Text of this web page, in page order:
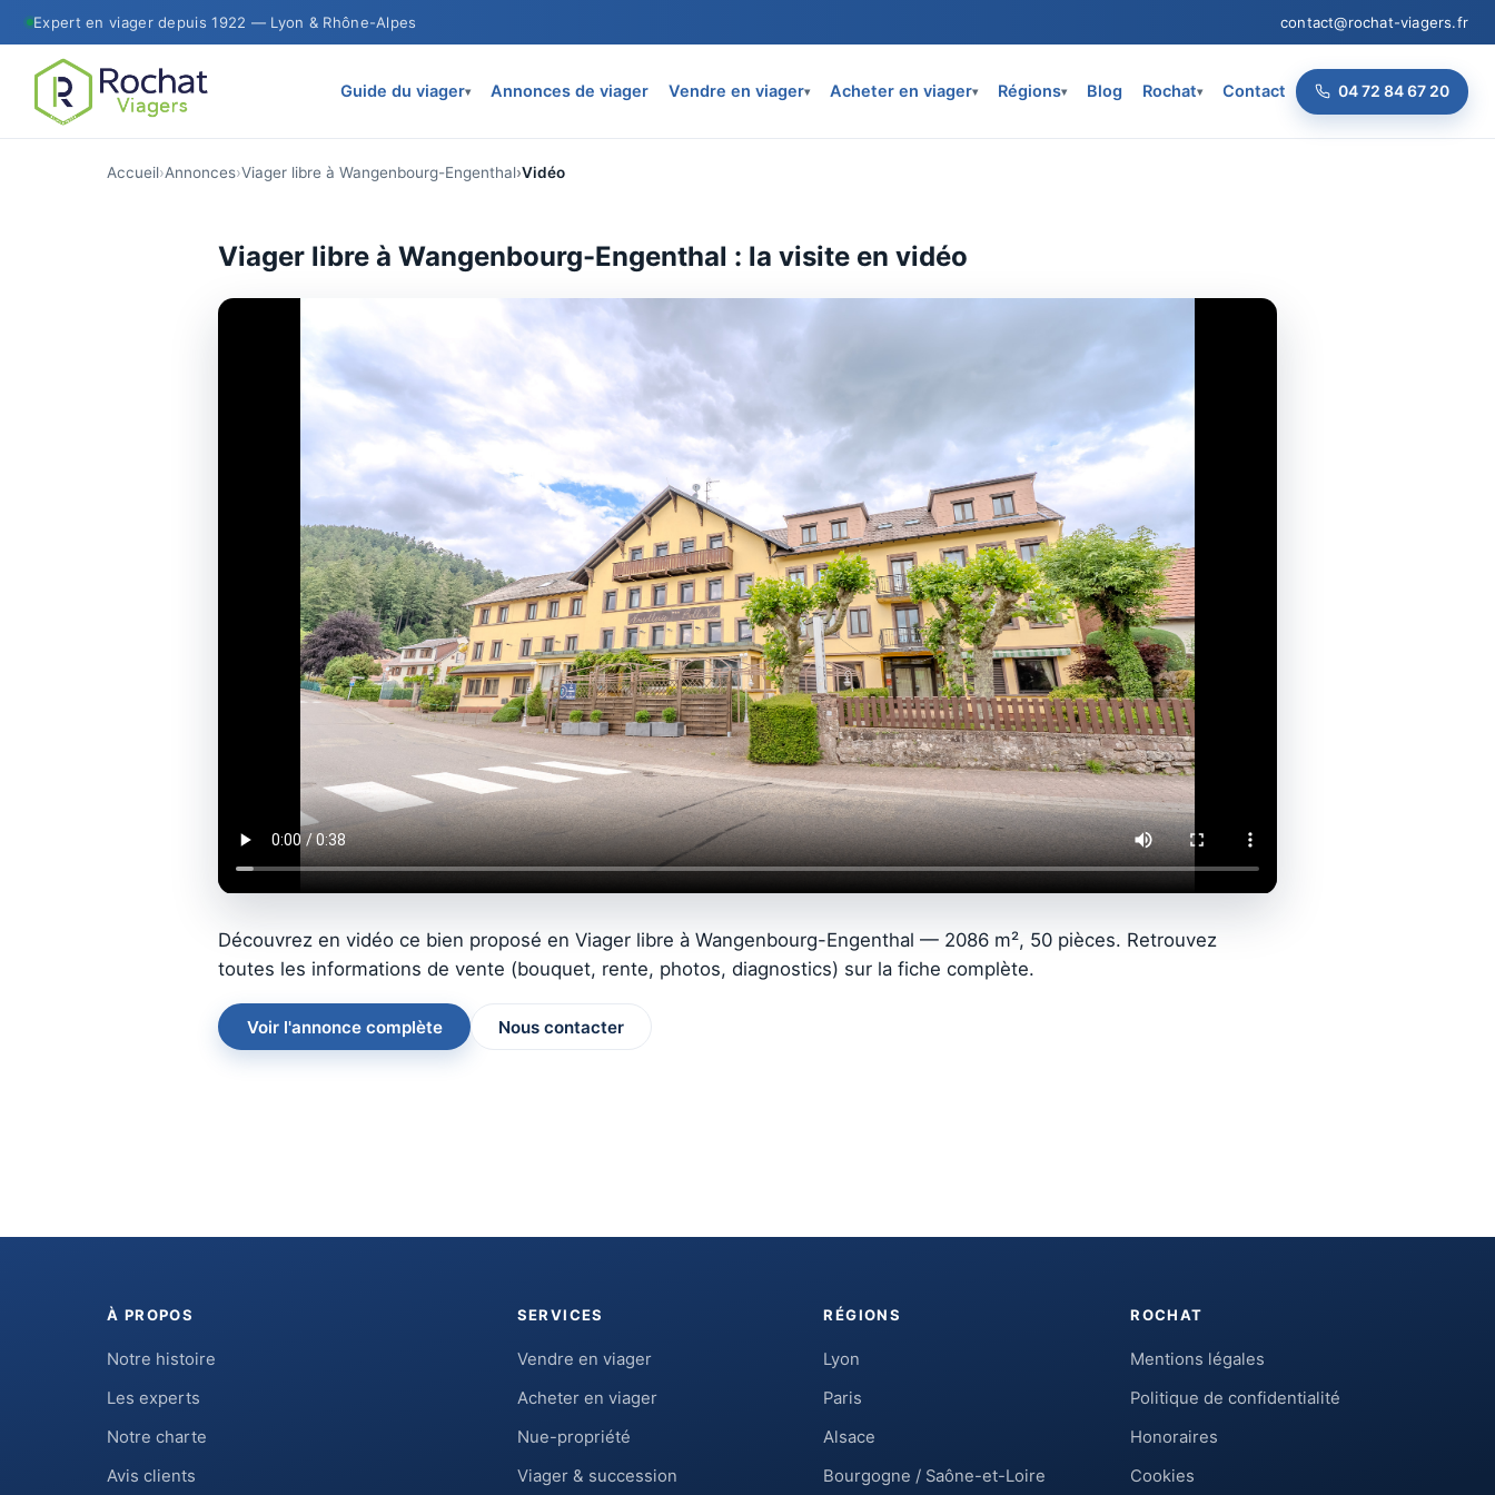
Expert en viager depuis 1922 — Lyon & Rhône-Alpes contact@rochat-viagers.fr
Guide du viager▾ Annonces de viager Vendre en viager▾ Acheter en viager▾ Régions▾ Blog Rochat▾ Contact 04 72 84 67 20
Accueil Annonces Viager libre à Wangenbourg-Engenthal Vidéo
Viager libre à Wangenbourg-Engenthal : la visite en vidéo
Découvrez en vidéo ce bien proposé en Viager libre à Wangenbourg-Engenthal — 2086 m², 50 pièces. Retrouvez
toutes les informations de vente (bouquet, rente, photos, diagnostics) sur la fiche complète.
Voir l'annonce complète Nous contacter
À PROPOS
Notre histoire
Les experts
Notre charte
Avis clients
SERVICES
Vendre en viager
Acheter en viager
Nue-propriété
Viager & succession
RÉGIONS
Lyon
Paris
Alsace
Bourgogne / Saône-et-Loire
ROCHAT
Mentions légales
Politique de confidentialité
Honoraires
Cookies